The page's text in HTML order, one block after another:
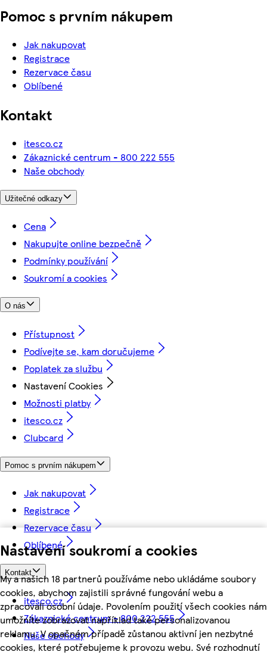
Nastavení soukromí a cookies
My a našich 18 partnerů používáme nebo ukládáme soubory
cookies, abychom zajistili správné fungování webu a
zpracovali osobní údaje. Povolením použití všech cookies nám
umožníte zobrazovat například také personalizovanou
reklamu. V opačném případě zůstanou aktivní jen nezbytné
cookies, které potřebujeme k provozu webu. Své rozhodnutí
Pomoc s prvním nákupem
Jak nakupovat
Registrace
Rezervace času
Oblíbené
Kontakt
itesco.cz
Zákaznické centrum - 800 222 555
Naše obchody
Užitečné odkazy
Cena
Nakupujte online bezpečně
Podmínky používání
Soukromí a cookies
O nás
Přístupnost
Podívejte se, kam doručujeme
Poplatek za službu
Nastavení Cookies
Možnosti platby
itesco.cz
Clubcard
Pomoc s prvním nákupem
Jak nakupovat
Registrace
Rezervace času
Oblíbené
Kontakt
itesco.cz
Zákaznické centrum - 800 222 555
Naše obchody